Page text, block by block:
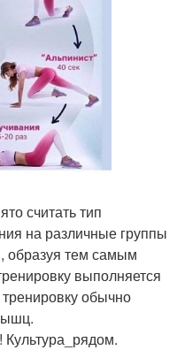
считать тип
на различные группы
тем самым
выполняется
тренировку обычно